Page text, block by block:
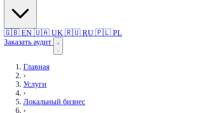
🇬🇧 EN 🇺🇦 UK 🇷🇺 RU 🇵🇱 PL
Заказать аудит
Главная
›
Услуги
›
Локальный бизнес
›